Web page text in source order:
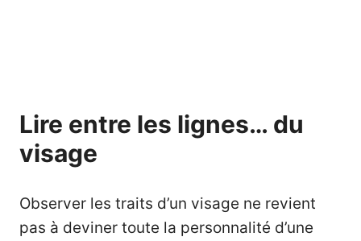
Lire entre les lignes… du
visage
Observer les traits d’un visage ne revient
pas à deviner toute la personnalité d’une